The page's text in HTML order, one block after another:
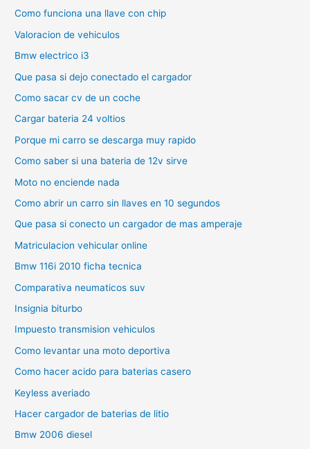
Como funciona una llave con chip
Valoracion de vehiculos
Bmw electrico i3
Que pasa si dejo conectado el cargador
Como sacar cv de un coche
Cargar bateria 24 voltios
Porque mi carro se descarga muy rapido
Como saber si una bateria de 12v sirve
Moto no enciende nada
Como abrir un carro sin llaves en 10 segundos
Que pasa si conecto un cargador de mas amperaje
Matriculacion vehicular online
Bmw 116i 2010 ficha tecnica
Comparativa neumaticos suv
Insignia biturbo
Impuesto transmision vehiculos
Como levantar una moto deportiva
Como hacer acido para baterias casero
Keyless averiado
Hacer cargador de baterias de litio
Bmw 2006 diesel